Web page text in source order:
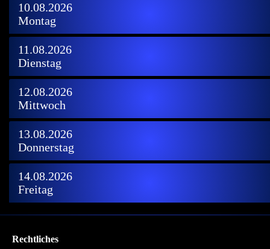
10.08.2026
Montag
11.08.2026
Dienstag
12.08.2026
Mittwoch
13.08.2026
Donnerstag
14.08.2026
Freitag
Rechtliches